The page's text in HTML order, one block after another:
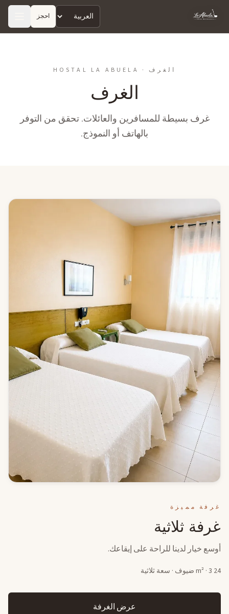
Hostal La Abuela
Idioma احجز
الغرف · HOSTAL LA ABUELA
الغرف
غرف بسيطة للمسافرين والعائلات. تحقق من التوفر
بالهاتف أو النموذج.
غرفة مميزة
غرفة ثلاثية
أوسع خيار لدينا للراحة على إيقاعك.
24
3 ضيوف · سعة ثلاثية
عرض الغرفة